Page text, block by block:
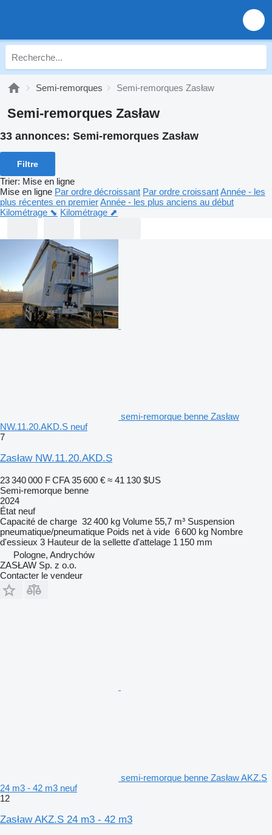
Semi-remorques Semi-remorques Zasław
Semi-remorques Zasław
33 annonces: Semi-remorques Zasław
Filtre
Trier: Mise en ligne
Mise en ligne Par ordre décroissant Par ordre croissantAnnée - les
plus récentes en premierAnnée - les plus anciens au début
Kilométrage ⬊ Kilométrage ⬈
semi-remorque benne Zasław
NW.11.20.AKD.S neuf
7
Zasław NW.11.20.AKD.S
23 340 000 F CFA 35 600 € ≈ 41 130 $US
Semi-remorque benne
2024
État neuf
Capacité de charge 32 400 kg Volume 55,7 m³ Suspension
pneumatique/pneumatique Poids net à vide 6 600 kg Nombre
d'essieux 3 Hauteur de la sellette d'attelage 1 150 mm
Pologne, Andrychów
ZASŁAW Sp. z o.o.
Contacter le vendeur
semi-remorque benne Zasław AKZ.S
24 m3 - 42 m3 neuf
12
Zasław AKZ.S 24 m3 - 42 m3